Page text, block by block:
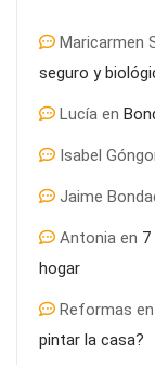
Maricarmen
seguro y
Lucía en
Isabel
Jaime
Antonia en
hogar
Reformas en
pintar la casa?